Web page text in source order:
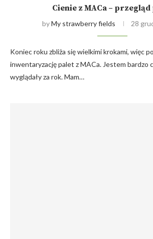
Cienie z MACa –
byMy strawberry fields 28
Koniec roku zbliża się wielkimi krokami, więc
inwentaryzację palet z MACa. Jestem bardzo
wyglądały za rok. Mam…